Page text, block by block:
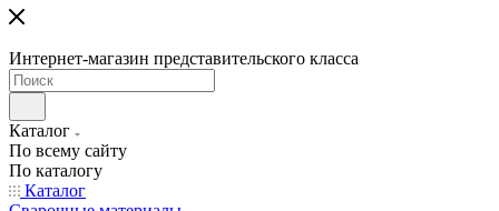
Интернет-магазин представительского класса
Каталог
По всему сайту
По каталогу
Каталог